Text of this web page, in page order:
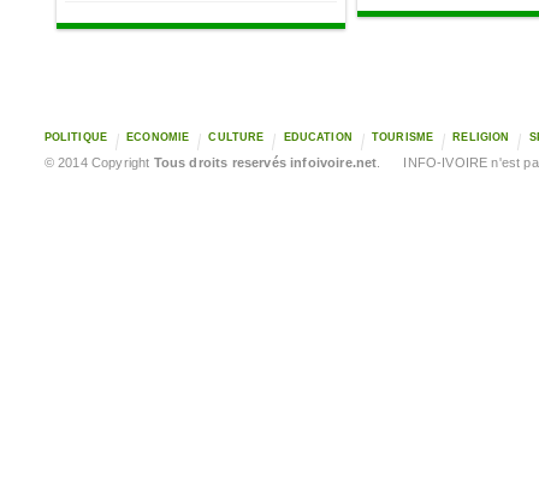
POLITIQUE ECONOMIE CULTURE EDUCATION TOURISME RELIGION
© 2014 Copyright Tous droits reservés infoivoire.net . INFO-IVOIRE n'est